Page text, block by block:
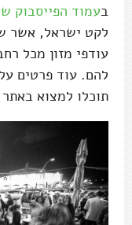
בעמוד הפייסבוק
לקט ישראל, אשר
עודפי מזון מכל
להם. עוד פרטים
תוכלו למצוא באתר